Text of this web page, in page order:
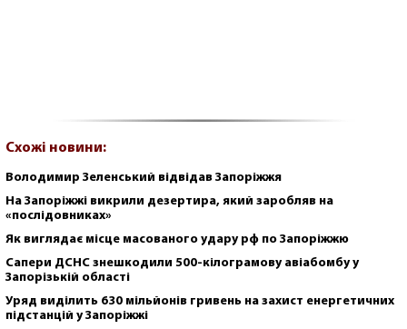
Схожі новини:
Володимир Зеленський відвідав Запоріжжя
На Запоріжжі викрили дезертира, який заробляв на
«послідовниках»
Як виглядає місце масованого удару рф по Запоріжжю
Сапери ДСНС знешкодили 500-кілограмову авіабомбу у
Запорізькій області
Уряд виділить 630 мільйонів гривень на захист енергетичних
підстанцій у Запоріжжі